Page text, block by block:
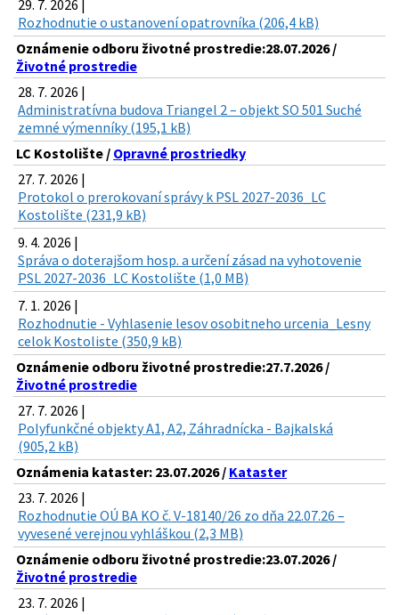
29. 7. 2026 |
Rozhodnutie o ustanovení opatrovníka (206,4 kB)
Oznámenie odboru životné prostredie:28.07.2026 /
Životné prostredie
28. 7. 2026 |
Administratívna budova Triangel 2 – objekt SO 501 Suché
zemné výmenníky (195,1 kB)
LC Kostolište / Opravné prostriedky
27. 7. 2026 |
Protokol o prerokovaní správy k PSL 2027-2036_LC
Kostolište (231,9 kB)
9. 4. 2026 |
Správa o doterajšom hosp. a určení zásad na vyhotovenie
PSL 2027-2036_LC Kostolište (1,0 MB)
7. 1. 2026 |
Rozhodnutie - Vyhlasenie lesov osobitneho urcenia_Lesny
celok Kostoliste (350,9 kB)
Oznámenie odboru životné prostredie:27.7.2026 /
Životné prostredie
27. 7. 2026 |
Polyfunkčné objekty A1, A2, Záhradnícka - Bajkalská
(905,2 kB)
Oznámenia kataster: 23.07.2026 / Kataster
23. 7. 2026 |
Rozhodnutie OÚ BA KO č. V-18140/26 zo dňa 22.07.26 –
vyvesené verejnou vyhláškou (2,3 MB)
Oznámenie odboru životné prostredie:23.07.2026 /
Životné prostredie
23. 7. 2026 |